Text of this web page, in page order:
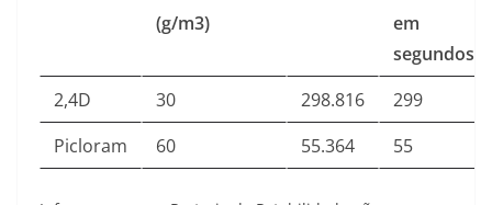
(g/m3)
em
segundos
2,4D
30 298.816
299
Picloram
60 55.364 55